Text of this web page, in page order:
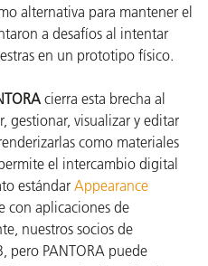
alternativa para mantener el
a desafíos al intentar
en un prototipo físico.
cierra esta brecha al
gestionar, visualizar y editar
como materiales
el intercambio digital
estándar Appearance
con aplicaciones de
nuestros socios de
pero PANTORA puede